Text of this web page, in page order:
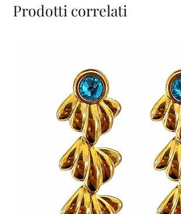
Prodotti correlati